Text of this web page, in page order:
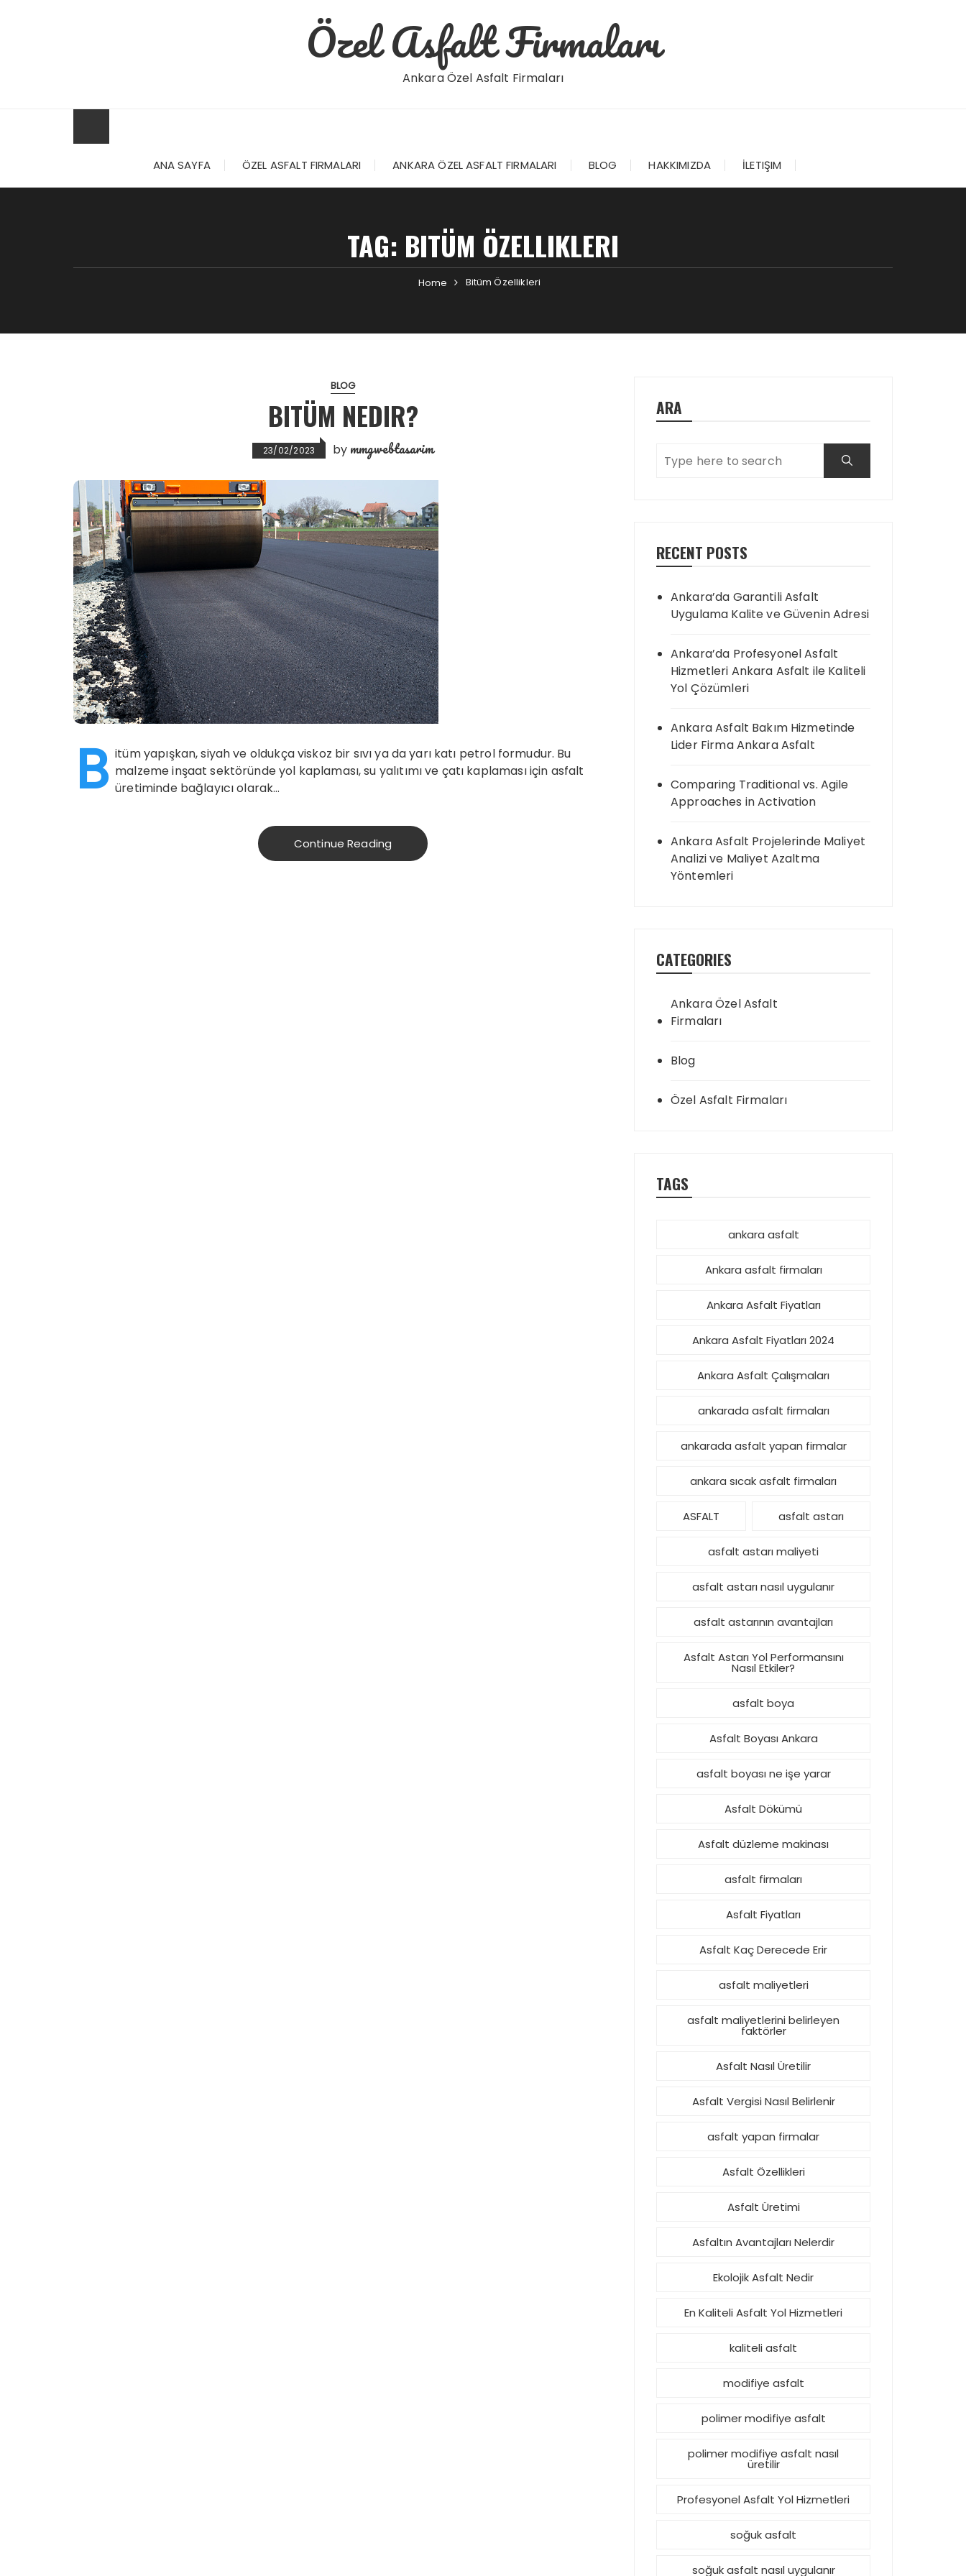
Özel Asfalt Firmaları
Ankara Özel Asfalt Firmaları
ANA SAYFA ÖZEL ASFALT FIRMALARI ANKARA ÖZEL ASFALT FIRMALARI BLOG HAKKIMIZDA İLETIŞIM
TAG: BITÜM ÖZELLIKLERI
Home Bitüm Özellikleri
BLOG
BITÜM NEDIR?
23/02/2023 by mmgwebtasarim
B itüm yapışkan, siyah ve oldukça viskoz bir sıvı ya da yarı katı petrol formudur. Bu
malzeme inşaat sektöründe yol kaplaması, su yalıtımı ve çatı kaplaması için asfalt
üretiminde bağlayıcı olarak…
Continue Reading
ARA
RECENT POSTS
Ankara’da Garantili Asfalt
Uygulama Kalite ve Güvenin Adresi
Ankara’da Profesyonel Asfalt
Hizmetleri Ankara Asfalt ile Kaliteli
Yol Çözümleri
Ankara Asfalt Bakım Hizmetinde
Lider Firma Ankara Asfalt
Comparing Traditional vs. Agile
Approaches in Activation
Ankara Asfalt Projelerinde Maliyet
Analizi ve Maliyet Azaltma
Yöntemleri
CATEGORIES
Ankara Özel Asfalt
Firmaları
Blog
Özel Asfalt Firmaları
TAGS
ankara asfalt
Ankara asfalt firmaları
Ankara Asfalt Fiyatları
Ankara Asfalt Fiyatları 2024
Ankara Asfalt Çalışmaları
ankarada asfalt firmaları
ankarada asfalt yapan firmalar
ankara sıcak asfalt firmaları
ASFALT asfalt astarı
asfalt astarı maliyeti
asfalt astarı nasıl uygulanır
asfalt astarının avantajları
Asfalt Astarı Yol Performansını
Nasıl Etkiler?
asfalt boya
Asfalt Boyası Ankara
asfalt boyası ne işe yarar
Asfalt Dökümü
Asfalt düzleme makinası
asfalt firmaları
Asfalt Fiyatları
Asfalt Kaç Derecede Erir
asfalt maliyetleri
asfalt maliyetlerini belirleyen
faktörler
Asfalt Nasıl Üretilir
Asfalt Vergisi Nasıl Belirlenir
asfalt yapan firmalar
Asfalt Özellikleri
Asfalt Üretimi
Asfaltın Avantajları Nelerdir
Ekolojik Asfalt Nedir
En Kaliteli Asfalt Yol Hizmetleri
kaliteli asfalt
modifiye asfalt
polimer modifiye asfalt
polimer modifiye asfalt nasıl
üretilir
Profesyonel Asfalt Yol Hizmetleri
soğuk asfalt
soğuk asfalt nasıl uygulanır